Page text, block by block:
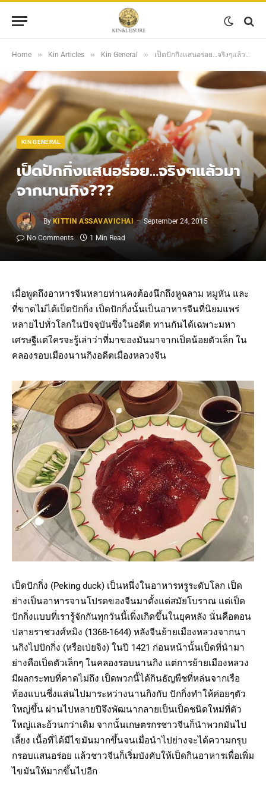
Home » Kin Articles » Kin General » เป็ดปักกิ่งแสนอร่อย…จริงๆแล้วมาจากนานกิง???
KIN GENERAL
เป็ดปักกิ่งแสนอร่อย…จริงๆแล้วมา
จากนานกิง???
By KITTIN ASSAVAVICHAI
September 24, 2015
No Comments
1 Min Read
เมื่อพูดถึงอาหารจีนหลายท่านคงต้องนึกถึงหูฉลาม หมูหัน และ
ที่ขาดไม่ได้เป็ดปักกิ่ง เป็ดปักกิ่งนั้นเป็นอาหารจีนที่นิยมแพร่
หลายไปทั่วโลกในปัจจุบันซึ่งในอดีต ทานกันได้เฉพาะมหา
เศรษฐีแต่ใครจะรู้เล่าว่าที่มาของมันมาจากเป็ดน้อยตัวเล็ก ใน
คลองรอบเมืองนานกิงอดีตเมืองหลวงจีน
เป็ดปักกิ่ง (Peking duck) เป็นหนึ่งในอาหารหรูระดับโลก เป็ด
ย่างเป็นอาหารจานโปรดของจีนมาตั้งแต่สมัยโบราณ แต่เป็ด
ปักกิ่งแบบที่เรารู้จักกันทุกวันนี้เพิ่งเกิดขึ้นในยุคหลัง นั่นคือตอน
ปลายราชวงศ์หมิง (1368-1644) หลังจีนย้ายเมืองหลวงจากนา
นกิงไปปักกิ่ง (หรือเป่ยจิง) ในปี 1421 ก่อนหน้านั้นเป็ดที่นำมา
ย่างคือเป็ดตัวเล็กๆ ในคลองรอบนานกิง แต่การย้ายเมืองหลวง
มีผลกระทบที่คาดไม่ถึง เป็ดพวกนี้ได้กินธัญพืชที่หล่นจากเรือ
ท้องแบนซึ่งแล่นไปมาระหว่างนานกิงกับ ปักกิ่งทำให้ค่อยๆตัว
ใหญ่ขึ้น ผ่านไปหลายปีจึงพัฒนากลายเป็นเป็ดชนิดใหม่ที่ตัว
ใหญ่และอ้วนกว่าเดิม จากนั้นเกษตรกรชาวจีนก็นำพวกมันไป
เลี้ยง เนื้อที่ได้มีไขมันมากขึ้นจนเมื่อนำไปย่างจะได้ความกรุบ
กรอบแสนอร่อย แล้วชาวจีนก็เริ่มบังคับให้เป็ดกินอาหารเพื่อเพิ่ม
ไขมันให้มากขึ้นไปอีก